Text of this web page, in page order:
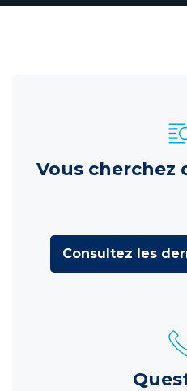
Vous cherchez
Consultez les